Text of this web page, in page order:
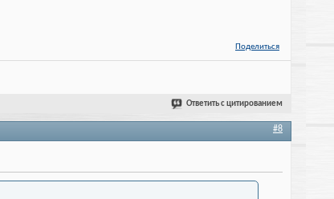
Поделиться
Ответить с цитированием
#8